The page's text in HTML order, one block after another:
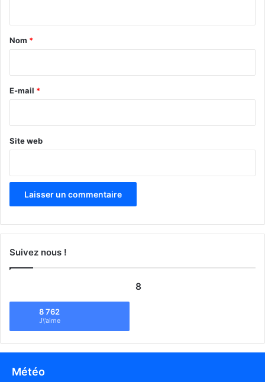
a
e
Nom *
E-mail *
Site web
Suivez nous !
8
8 762
J\'aime
Météo